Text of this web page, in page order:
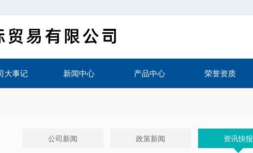
大事记 新闻中心 产品中心 荣誉资质
公司新闻 政策新闻 资讯快报